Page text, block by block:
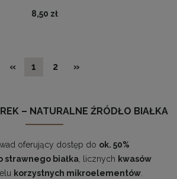
8,50 zł
« 1 2 »
– NATURALNE ŹRÓDŁO BIAŁKA
oferujący dostęp do ok. 50%
strawnego białka, licznych kwasów
korzystnych mikroelementów.